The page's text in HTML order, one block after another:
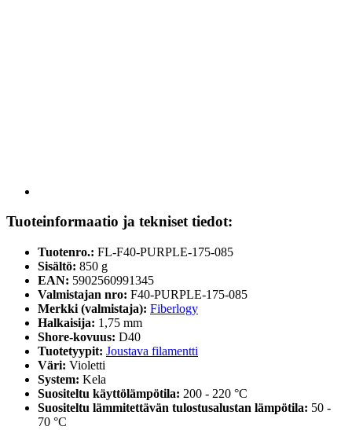
Tuoteinformaatio ja tekniset tiedot:
Tuotenro.: FL-F40-PURPLE-175-085
Sisältö: 850 g
EAN: 5902560991345
Valmistajan nro: F40-PURPLE-175-085
Merkki (valmistaja): Fiberlogy
Halkaisija: 1,75 mm
Shore-kovuus: D40
Tuotetyypit: Joustava filamentti
Väri: Violetti
System: Kela
Suositeltu käyttölämpötila: 200 - 220 °C
Suositeltu lämmitettävän tulostusalustan lämpötila: 50 -
70 °C